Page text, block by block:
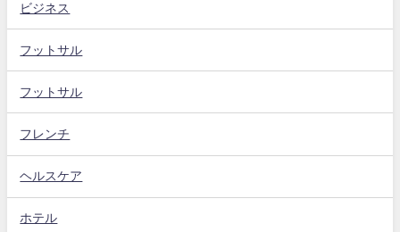
ビジネス
フットサル
フットサル
フレンチ
ヘルスケア
ホテル